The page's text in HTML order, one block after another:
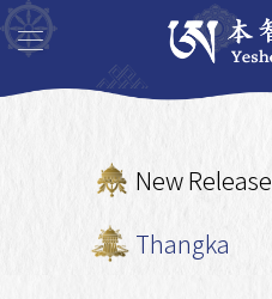
New Release
Thangka